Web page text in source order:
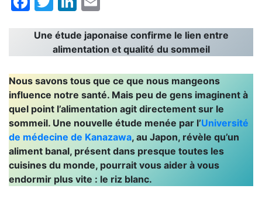
Une étude japonaise confirme le lien entre
alimentation et qualité du sommeil
Nous savons tous que ce que nous mangeons
influence notre santé. Mais peu de gens imaginent à
quel point l’alimentation agit directement sur le
sommeil. Une nouvelle étude menée par l’Université
de médecine de Kanazawa, au Japon, révèle qu’un
aliment banal, présent dans presque toutes les
cuisines du monde, pourrait vous aider à vous
endormir plus vite : le riz blanc.